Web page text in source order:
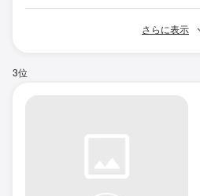
さらに表示
3位